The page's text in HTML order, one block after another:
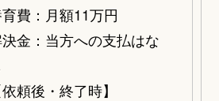
費：月額11万円
金：当方への支払はな
依頼後・終了時】